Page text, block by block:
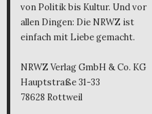
von Politik bis Kultur. Und vor
allen Dingen: Die NRWZ ist
einfach mit Liebe gemacht.
NRWZ Verlag GmbH & Co. KG
Hauptstraße 31-33
78628 Rottweil